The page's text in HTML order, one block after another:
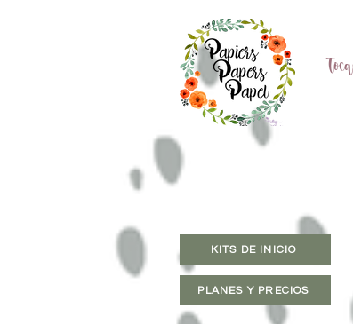
KITS DE INICIO
PLANES Y PRECIOS